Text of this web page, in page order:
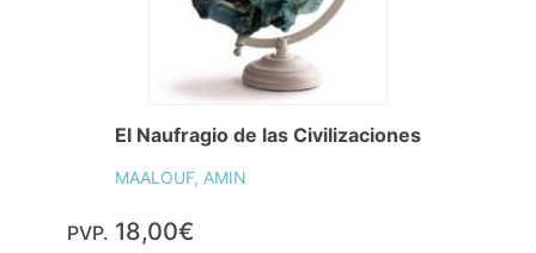
El Naufragio de las Civilizaciones
MAALOUF, AMIN
PVP. 18,00€